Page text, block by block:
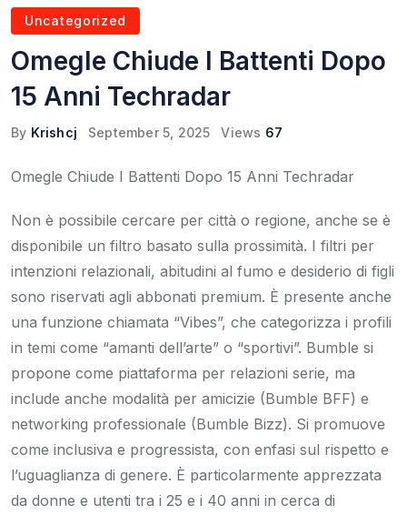
Uncategorized
Omegle Chiude I Battenti Dopo
15 Anni Techradar
By Krishcj September 5, 2025 Views 67
Omegle Chiude I Battenti Dopo 15 Anni Techradar
Non è possibile cercare per città o regione, anche se è
disponibile un filtro basato sulla prossimità. I filtri per
intenzioni relazionali, abitudini al fumo e desiderio di figli
sono riservati agli abbonati premium. È presente anche
una funzione chiamata “Vibes”, che categorizza i profili
in temi come “amanti dell’arte” o “sportivi”. Bumble si
propone come piattaforma per relazioni serie, ma
include anche modalità per amicizie (Bumble BFF) e
networking professionale (Bumble Bizz). Si promuove
come inclusiva e progressista, con enfasi sul rispetto e
l’uguaglianza di genere. È particolarmente apprezzata
da donne e utenti tra i 25 e i 40 anni in cerca di